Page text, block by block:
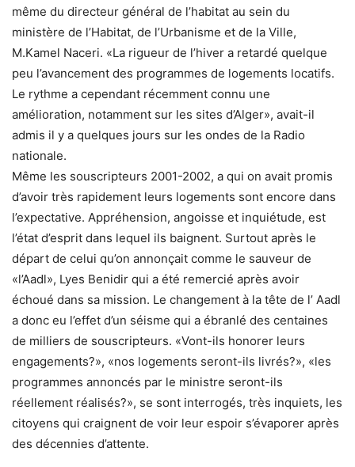
même du directeur général de l’habitat au sein du
ministère de l’Habitat, de l’Urbanisme et de la Ville,
M.Kamel Naceri. «La rigueur de l’hiver a retardé quelque
peu l’avancement des programmes de logements locatifs.
Le rythme a cependant récemment connu une
amélioration, notamment sur les sites d’Alger», avait-il
admis il y a quelques jours sur les ondes de la Radio
nationale.
Même les souscripteurs 2001-2002, a qui on avait promis
d’avoir très rapidement leurs logements sont encore dans
l’expectative. Appréhension, angoisse et inquiétude, est
l’état d’esprit dans lequel ils baignent. Surtout après le
départ de celui qu’on annonçait comme le sauveur de
«l’Aadl», Lyes Benidir qui a été remercié après avoir
échoué dans sa mission. Le changement à la tête de l’ Aadl
a donc eu l’effet d’un séisme qui a ébranlé des centaines
de milliers de souscripteurs. «Vont-ils honorer leurs
engagements?», «nos logements seront-ils livrés?», «les
programmes annoncés par le ministre seront-ils
réellement réalisés?», se sont interrogés, très inquiets, les
citoyens qui craignent de voir leur espoir s’évaporer après
des décennies d’attente.